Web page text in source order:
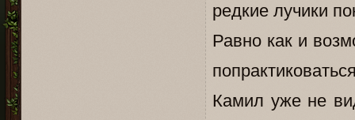
редкие лучики
Равно как и
Камил уже не